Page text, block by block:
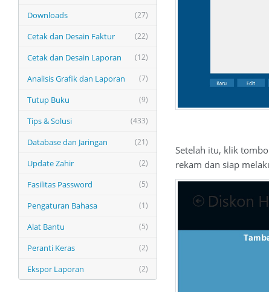
(27)
Downloads
(22)
Cetak dan Desain Faktur
(12)
Cetak dan Desain Laporan
(7)
Analisis Grafik dan Laporan
(9)
Tutup Buku
(433)
Tips & Solusi
(21)
Database dan Jaringan
(2)
Update Zahir
(5)
Fasilitas Password
(1)
Pengaturan Bahasa
(5)
Alat Bantu
(2)
Peranti Keras
(2)
Ekspor Laporan
Setelah itu, klik
rekam dan siap